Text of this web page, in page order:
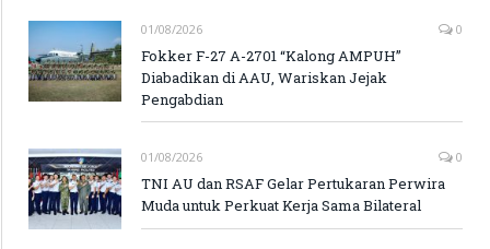
01/08/2026 0
Fokker F-27 A-2701 “Kalong AMPUH”
Diabadikan di AAU, Wariskan Jejak
Pengabdian
01/08/2026 0
TNI AU dan RSAF Gelar Pertukaran Perwira
Muda untuk Perkuat Kerja Sama Bilateral